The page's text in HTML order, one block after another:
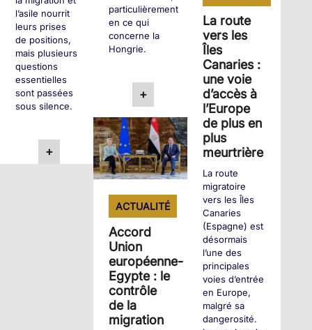
particulièrement
en ce qui
concerne la
Hongrie.
+
l’asile nourrit
leurs prises
de positions,
mais plusieurs
questions
essentielles
sont passées
sous silence.
+
La route
vers les
Îles
Canaries :
une voie
d’accès à
l’Europe
de plus en
plus
meurtrière
La route
migratoire
vers les Îles
Canaries
(Espagne) est
désormais
l’une des
principales
voies d’entrée
en Europe,
malgré sa
dangerosité.
ACTUALITÉ
Accord
Union
européenne-
Egypte : le
contrôle
de la
migration